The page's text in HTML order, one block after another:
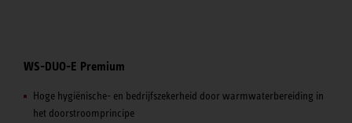
WS-DUO-E Premium
Hoge hygiënische- en bedrijfszekerheid door warmwaterbereiding in
het doorstroomprincipe